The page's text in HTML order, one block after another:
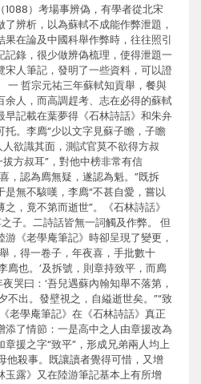
）考場事辨偽，有學者從北宋
辨析，以為蘇軾不成能作弊泄題，
在論及中國科舉作弊時，往往照引
錄，很少做辨偽梳理，使得泄題一
人筆記，發明了一些資料，可以證
一 哲宗元祐三年蘇軾知貢舉，餐與
余人，而高調趕考、志在必得的蘇軾
早記載在葉夢得《石林詩話》和朱弁
托。李廌“少以文字見蘇子瞻，子瞻
欲識其面，測試官莫不欲得方叔
方叔耳”，對他中榜非常有信
，認為廌無疑，遂認為魁。”既拆
無不駭嘆，李廌“不甚自愛，嘗以
，竟不第而逝世”。《石林詩話》
子。二詩話皆無一詞觸及作弊。 但
《老學庵筆記》時卻呈現了變更，
，得一卷子，年夜喜，手批數十
廌也。’及拆號，則章持致平，而廌
哭曰：‘吾兒遇蘇內翰知舉不落第，
不出。發壁視之，自縊逝世矣。”“致
老學庵筆記》在《石林詩話》真正
添了情節：一是高中之人由章援改為
援之字“致平”，形成兄弟兩人均上
他殺事。既讓讀者覺得可惜，又增
露》又在陸游筆記基本上有所增